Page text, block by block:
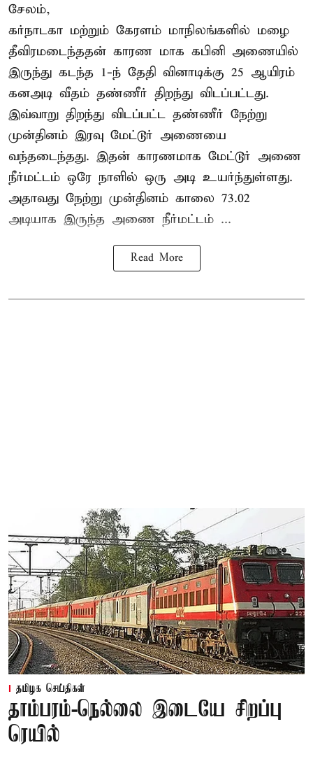
சேலம்,
கர்நாடகா மற்றும் கேரளம் மாநிலங்களில் மழை
தீவிரமடைந்ததன் காரண மாக கபினி அணையில்
இருந்து கடந்த 1-ந் தேதி வினாடிக்கு 25 ஆயிரம்
கனஅடி வீதம் தண்ணீர் திறந்து விடப்பட்டது.
இவ்வாறு திறந்து விடப்பட்ட தண்ணீர் நேற்று
முன்தினம் இரவு மேட்டூர் அணையை
வந்தடைந்தது. இதன் காரணமாக மேட்டூர் அணை
நீர்மட்டம் ஒரே நாளில் ஒரு அடி உயர்ந்துள்ளது.
அதாவது நேற்று முன்தினம் காலை 73.02
அடியாக இருந்த அணை நீர்மட்டம் ...
Read More
தமிழக செய்திகள்
தாம்பரம்-நெல்லை இடையே சிறப்பு
ரெயில்